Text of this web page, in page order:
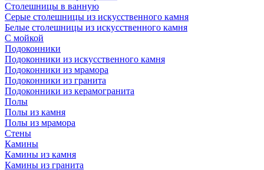
Столешницы в ванную
Серые столешницы из искусственного камня
Белые столешницы из искусственного камня
С мойкой
Подоконники
Подоконники из искусственного камня
Подоконники из мрамора
Подоконники из гранита
Подоконники из керамогранита
Полы
Полы из камня
Полы из мрамора
Стены
Камины
Камины из камня
Камины из гранита